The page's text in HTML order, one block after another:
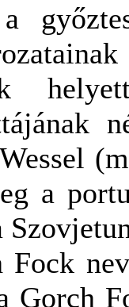
a
Fock
Gorch